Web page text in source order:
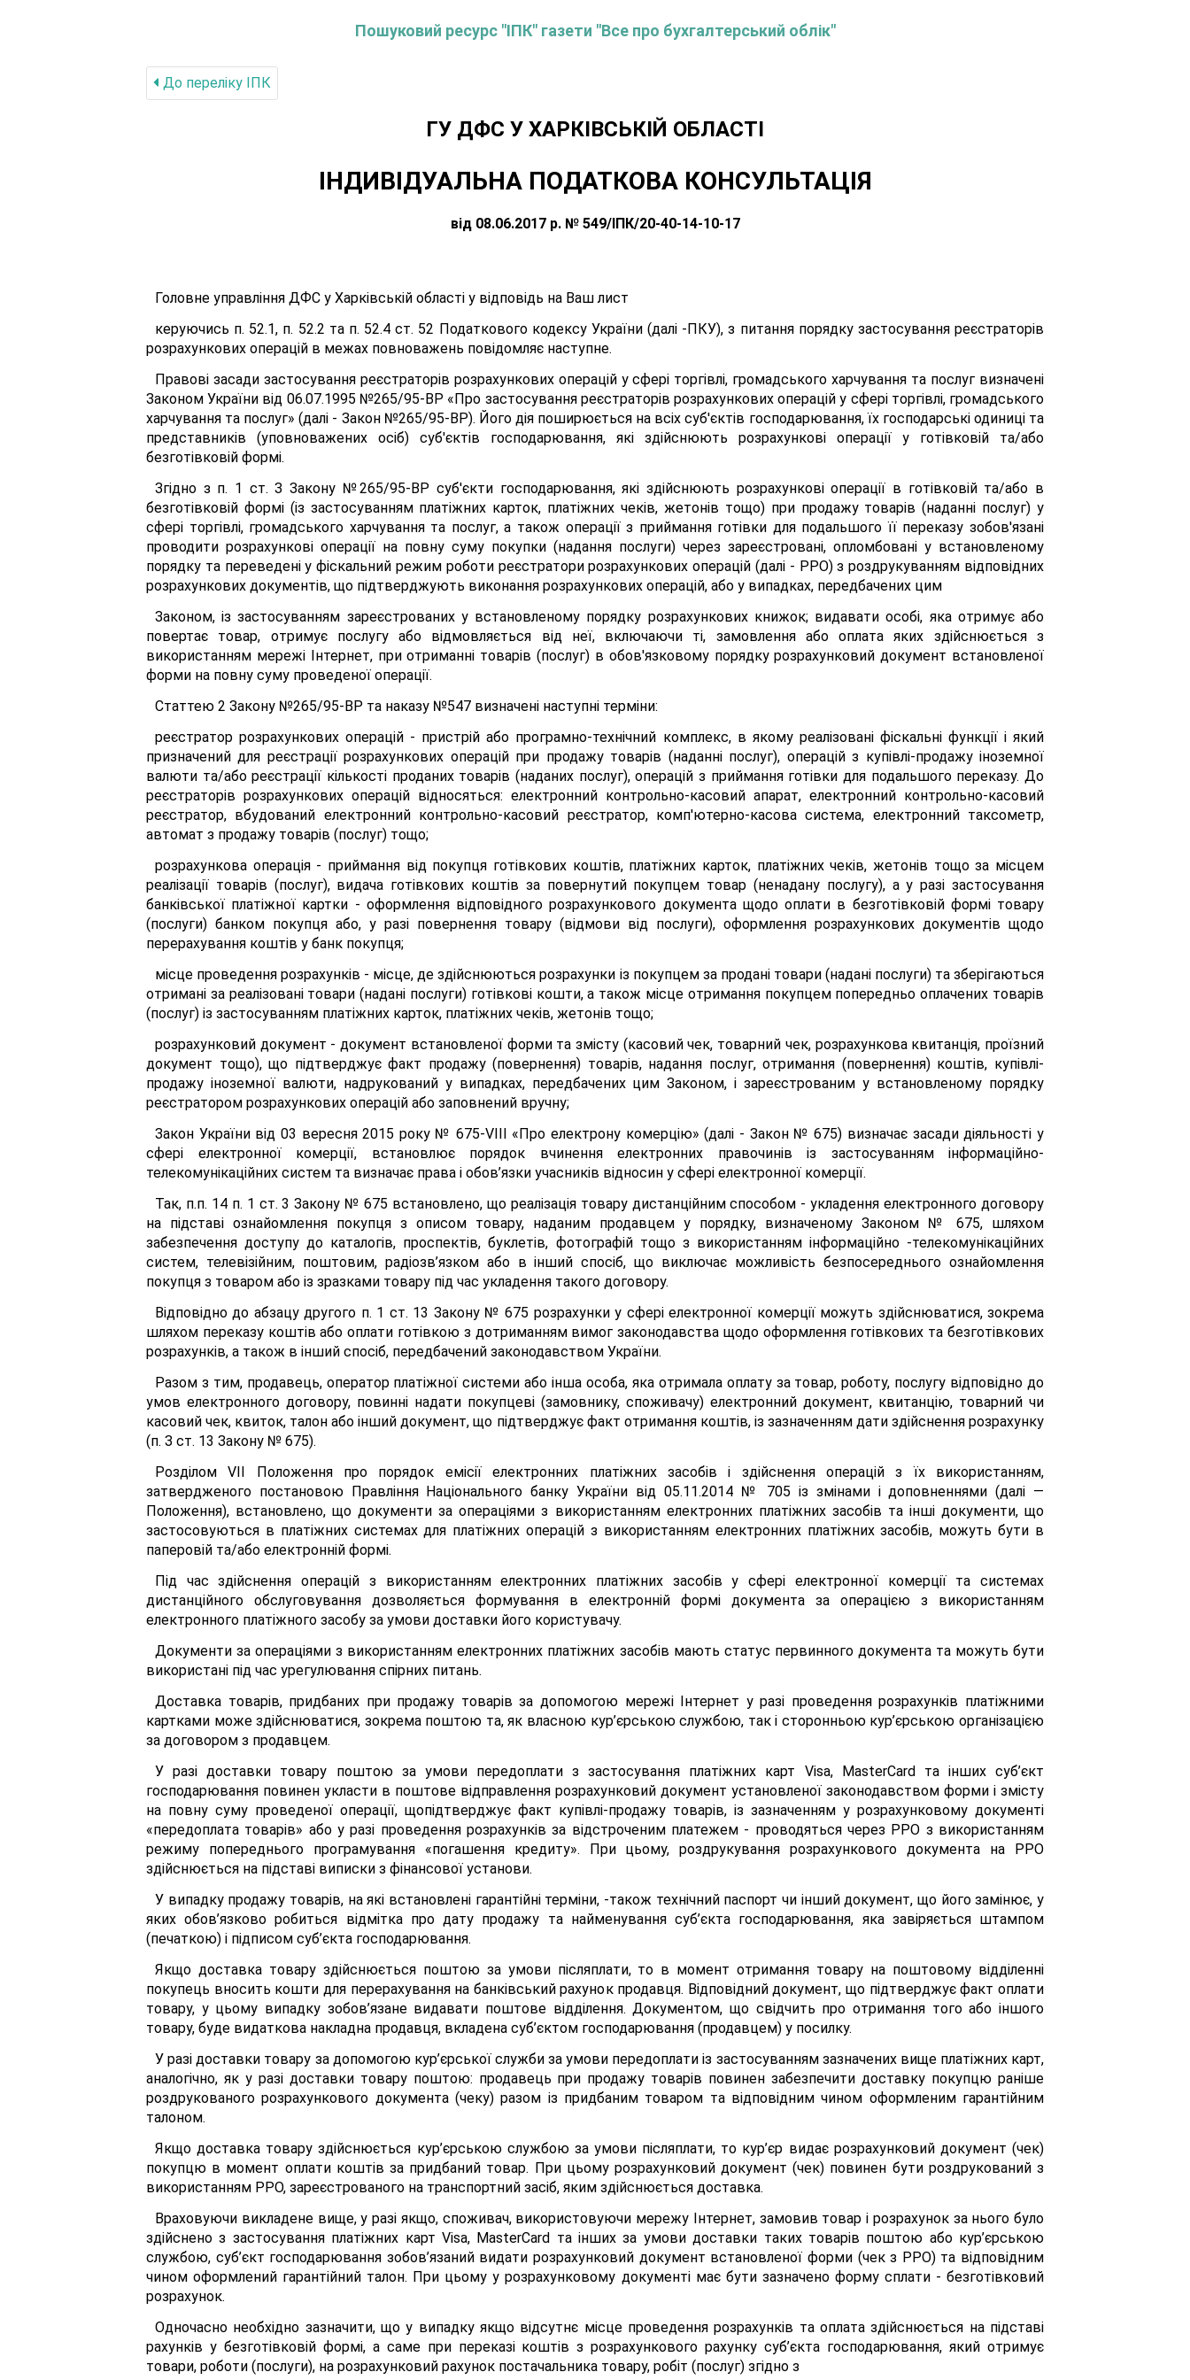
Пошуковий ресурс "ІПК" газети "Все про бухгалтерський облік"
До переліку IПК
ГУ ДФС У ХАРКIВСЬКIЙ ОБЛАСТI
ІНДИВІДУАЛЬНА ПОДАТКОВА КОНСУЛЬТАЦІЯ
від 08.06.2017 р. № 549/ІПК/20-40-14-10-17
Головне управління ДФС у Харківській області у відповідь на Ваш лист
керуючись п. 52.1, п. 52.2 та п. 52.4 ст. 52 Податкового кодексу України (далі -ПКУ), з питання порядку застосування реєстраторів
розрахункових операцій в межах повноважень повідомляє наступне.
Правові засади застосування реєстраторів розрахункових операцій у сфері торгівлі, громадського харчування та послуг визначені
Законом України від 06.07.1995 №265/95-ВР «Про застосування реєстраторів розрахункових операцій у сфері торгівлі, громадського
харчування та послуг» (далі - Закон №265/95-ВР). Його дія поширюється на всіх суб'єктів господарювання, їх господарські одиниці та
представників (уповноважених осіб) суб'єктів господарювання, які здійснюють розрахункові операції у готівковій та/або
безготівковій формі.
Згідно з п. 1 ст. З Закону №265/95-ВР суб'єкти господарювання, які здійснюють розрахункові операції в готівковій та/або в
безготівковій формі (із застосуванням платіжних карток, платіжних чеків, жетонів тощо) при продажу товарів (наданні послуг) у
сфері торгівлі, громадського харчування та послуг, а також операції з приймання готівки для подальшого її переказу зобов'язані
проводити розрахункові операції на повну суму покупки (надання послуги) через зареєстровані, опломбовані у встановленому
порядку та переведені у фіскальний режим роботи реєстратори розрахункових операцій (далі - РРО) з роздрукуванням відповідних
розрахункових документів, що підтверджують виконання розрахункових операцій, або у випадках, передбачених цим
Законом, із застосуванням зареєстрованих у встановленому порядку розрахункових книжок; видавати особі, яка отримує або
повертає товар, отримує послугу або відмовляється від неї, включаючи ті, замовлення або оплата яких здійснюється з
використанням мережі Інтернет, при отриманні товарів (послуг) в обов'язковому порядку розрахунковий документ встановленої
форми на повну суму проведеної операції.
Статтею 2 Закону №265/95-ВР та наказу №547 визначені наступні терміни:
реєстратор розрахункових операцій - пристрій або програмно-технічний комплекс, в якому реалізовані фіскальні функції і який
призначений для реєстрації розрахункових операцій при продажу товарів (наданні послуг), операцій з купівлі-продажу іноземної
валюти та/або реєстрації кількості проданих товарів (наданих послуг), операцій з приймання готівки для подальшого переказу. До
реєстраторів розрахункових операцій відносяться: електронний контрольно-касовий апарат, електронний контрольно-касовий
реєстратор, вбудований електронний контрольно-касовий реєстратор, комп'ютерно-касова система, електронний таксометр,
автомат з продажу товарів (послуг) тощо;
розрахункова операція - приймання від покупця готівкових коштів, платіжних карток, платіжних чеків, жетонів тощо за місцем
реалізації товарів (послуг), видача готівкових коштів за повернутий покупцем товар (ненадану послугу), а у разі застосування
банківської платіжної картки - оформлення відповідного розрахункового документа щодо оплати в безготівковій формі товару
(послуги) банком покупця або, у разі повернення товару (відмови від послуги), оформлення розрахункових документів щодо
перерахування коштів у банк покупця;
місце проведення розрахунків - місце, де здійснюються розрахунки із покупцем за продані товари (надані послуги) та зберігаються
отримані за реалізовані товари (надані послуги) готівкові кошти, а також місце отримання покупцем попередньо оплачених товарів
(послуг) із застосуванням платіжних карток, платіжних чеків, жетонів тощо;
розрахунковий документ - документ встановленої форми та змісту (касовий чек, товарний чек, розрахункова квитанція, проїзний
документ тощо), що підтверджує факт продажу (повернення) товарів, надання послуг, отримання (повернення) коштів, купівлі-
продажу іноземної валюти, надрукований у випадках, передбачених цим Законом, і зареєстрованим у встановленому порядку
реєстратором розрахункових операцій або заповнений вручну;
Закон України від 03 вересня 2015 року № 675-VIII «Про електрону комерцію» (далі - Закон № 675) визначає засади діяльності у
сфері електронної комерції, встановлює порядок вчинення електронних правочинів із застосуванням інформаційно-
телекомунікаційних систем та визначає права і обов’язки учасників відносин у сфері електронної комерції.
Так, п.п. 14 п. 1 ст. 3 Закону № 675 встановлено, що реалізація товару дистанційним способом - укладення електронного договору
на підставі ознайомлення покупця з описом товару, наданим продавцем у порядку, визначеному Законом № 675, шляхом
забезпечення доступу до каталогів, проспектів, буклетів, фотографій тощо з використанням інформаційно -телекомунікаційних
систем, телевізійним, поштовим, радіозв’язком або в інший спосіб, що виключає можливість безпосереднього ознайомлення
покупця з товаром або із зразками товару під час укладення такого договору.
Відповідно до абзацу другого п. 1 ст. 13 Закону № 675 розрахунки у сфері електронної комерції можуть здійснюватися, зокрема
шляхом переказу коштів або оплати готівкою з дотриманням вимог законодавства щодо оформлення готівкових та безготівкових
розрахунків, а також в інший спосіб, передбачений законодавством України.
Разом з тим, продавець, оператор платіжної системи або інша особа, яка отримала оплату за товар, роботу, послугу відповідно до
умов електронного договору, повинні надати покупцеві (замовнику, споживачу) електронний документ, квитанцію, товарний чи
касовий чек, квиток, талон або інший документ, що підтверджує факт отримання коштів, із зазначенням дати здійснення розрахунку
(п. З ст. 13 Закону № 675).
Розділом VII Положення про порядок емісії електронних платіжних засобів і здійснення операцій з їх використанням,
затвердженого постановою Правління Національного банку України від 05.11.2014 № 705 із змінами і доповненнями (далі —
Положення), встановлено, що документи за операціями з використанням електронних платіжних засобів та інші документи, що
застосовуються в платіжних системах для платіжних операцій з використанням електронних платіжних засобів, можуть бути в
паперовій та/або електронній формі.
Під час здійснення операцій з використанням електронних платіжних засобів у сфері електронної комерції та системах
дистанційного обслуговування дозволяється формування в електронній формі документа за операцією з використанням
електронного платіжного засобу за умови доставки його користувачу.
Документи за операціями з використанням електронних платіжних засобів мають статус первинного документа та можуть бути
використані під час урегулювання спірних питань.
Доставка товарів, придбаних при продажу товарів за допомогою мережі Інтернет у разі проведення розрахунків платіжними
картками може здійснюватися, зокрема поштою та, як власною кур’єрською службою, так і сторонньою кур’єрською організацією
за договором з продавцем.
У разі доставки товару поштою за умови передоплати з застосування платіжних карт Visa, MasterCard та інших суб’єкт
господарювання повинен укласти в поштове відправлення розрахунковий документ установленої законодавством форми і змісту
на повну суму проведеної операції, щопідтверджує факт купівлі-продажу товарів, із зазначенням у розрахунковому документі
«передоплата товарів» або у разі проведення розрахунків за відстроченим платежем - проводяться через РРО з використанням
режиму попереднього програмування «погашення кредиту». При цьому, роздрукування розрахункового документа на РРО
здійснюється на підставі виписки з фінансової установи.
У випадку продажу товарів, на які встановлені гарантійні терміни, -також технічний паспорт чи інший документ, що його замінює, у
яких обов’язково робиться відмітка про дату продажу та найменування суб’єкта господарювання, яка завіряється штампом
(печаткою) і підписом суб’єкта господарювання.
Якщо доставка товару здійснюється поштою за умови післяплати, то в момент отримання товару на поштовому відділенні
покупець вносить кошти для перерахування на банківський рахунок продавця. Відповідний документ, що підтверджує факт оплати
товару, у цьому випадку зобов’язане видавати поштове відділення. Документом, що свідчить про отримання того або іншого
товару, буде видаткова накладна продавця, вкладена суб’єктом господарювання (продавцем) у посилку.
У разі доставки товару за допомогою кур’єрської служби за умови передоплати із застосуванням зазначених вище платіжних карт,
аналогічно, як у разі доставки товару поштою: продавець при продажу товарів повинен забезпечити доставку покупцю раніше
роздрукованого розрахункового документа (чеку) разом із придбаним товаром та відповідним чином оформленим гарантійним
талоном.
Якщо доставка товару здійснюється кур’єрською службою за умови післяплати, то кур’єр видає розрахунковий документ (чек)
покупцю в момент оплати коштів за придбаний товар. При цьому розрахунковий документ (чек) повинен бути роздрукований з
використанням РРО, зареєстрованого на транспортний засіб, яким здійснюється доставка.
Враховуючи викладене вище, у разі якщо, споживач, використовуючи мережу Інтернет, замовив товар і розрахунок за нього було
здійснено з застосування платіжних карт Visa, MasterCard та інших за умови доставки таких товарів поштою або кур’єрською
службою, суб’єкт господарювання зобов’язаний видати розрахунковий документ встановленої форми (чек з РРО) та відповідним
чином оформлений гарантійний талон. При цьому у розрахунковому документі має бути зазначено форму сплати - безготівковий
розрахунок.
Одночасно необхідно зазначити, що у випадку якщо відсутнє місце проведення розрахунків та оплата здійснюється на підставі
рахунків у безготівковій формі, а саме при переказі коштів з розрахункового рахунку суб’єкта господарювання, який отримує
товари, роботи (послуги), на розрахунковий рахунок постачальника товару, робіт (послуг) згідно з